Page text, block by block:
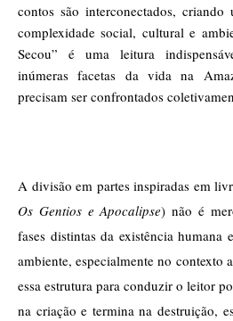
contos são interconectados,
complexidade social, cultural e
Secou” é uma leitura
inúmeras facetas da vida na
precisam ser confrontados
A divisão em partes inspiradas em
Os Gentios e Apocalipse) não é
fases distintas da existência humana
ambiente, especialmente no contexto
essa estrutura para conduzir o leitor
na criação e termina na destruição,